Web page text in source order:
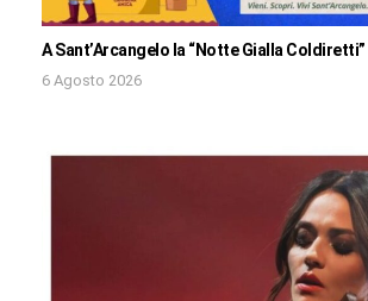
A Sant’Arcangelo la “Notte Gialla Coldiretti”
6 Agosto 2026